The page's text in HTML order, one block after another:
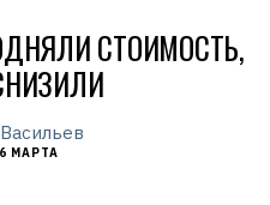
СТОИМОСТЬ,
МАРТА